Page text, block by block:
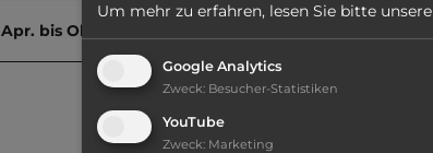
Apr. bis Okt.
Um mehr zu erfahren, lesen Sie bitte unsere
Google Analytics
Zweck: Besucher-Statistiken
YouTube
Zweck: Marketing